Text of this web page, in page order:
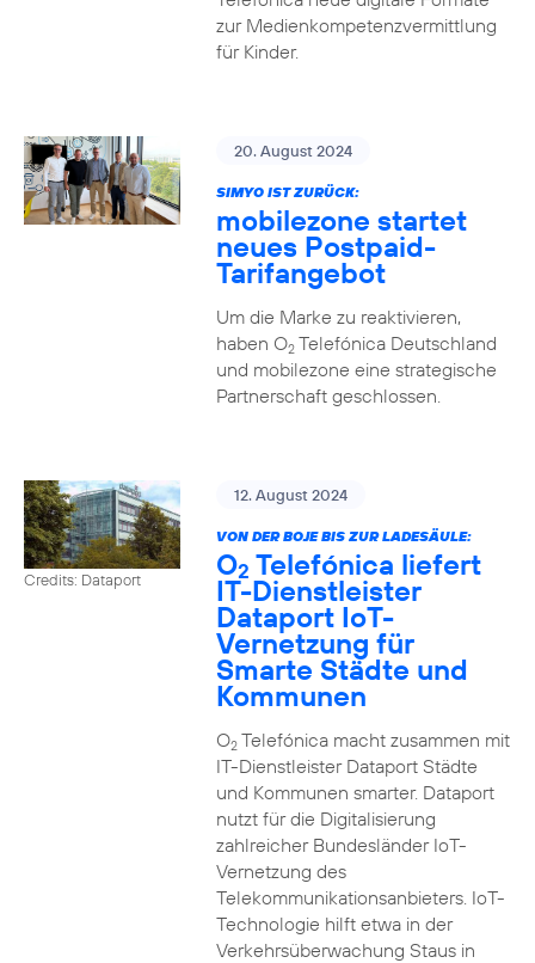
zur Medienkompetenzvermittlung
für Kinder.
20. August 2024
SIMYO IST ZURÜCK:
mobilezone startet
neues Postpaid-
Tarifangebot
Um die Marke zu reaktivieren,
haben O2Telefónica Deutschland
und mobilezone eine strategische
Partnerschaft geschlossen.
Credits: Dataport
12. August 2024
VON DER BOJE BIS ZUR LADESÄULE:
O2 Telefónica liefert
IT-Dienstleister
Dataport IoT-
Vernetzung für
Smarte Städte und
Kommunen
O2Telefónica macht zusammen mit
IT-Dienstleister Dataport Städte
und Kommunen smarter. Dataport
nutzt für die Digitalisierung
zahlreicher Bundesländer IoT-
Vernetzung des
Telekommunikationsanbieters. IoT-
Technologie hilft etwa in der
Verkehrsüberwachung Staus in